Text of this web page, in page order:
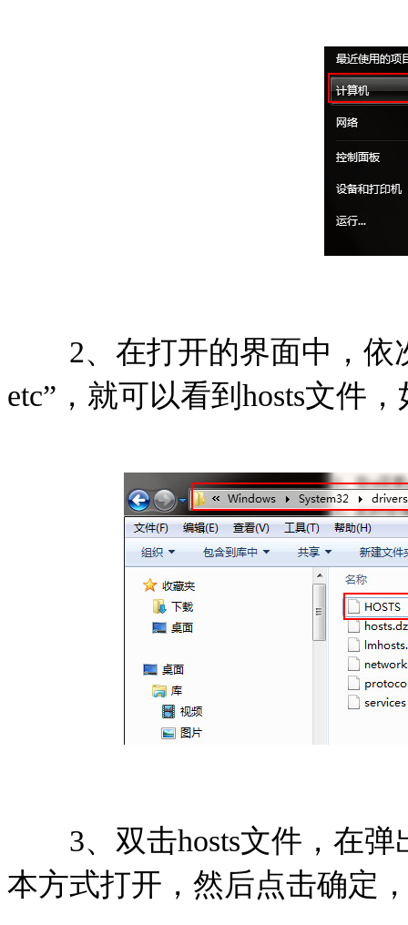
2、在打开的界面中，依次
etc”，就可以看到hosts文件
3、双击hosts文件，在弹
本方式打开，然后点击确定